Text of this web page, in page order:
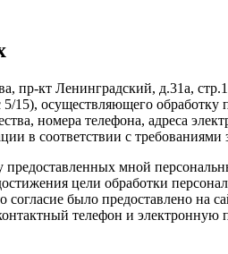
пр-кт Ленинградский,
15), осуществляющего
номера телефона, адреса
в соответствии с требованиями
предоставленных мной
цели обработки
было предоставлено
телефон и электронную